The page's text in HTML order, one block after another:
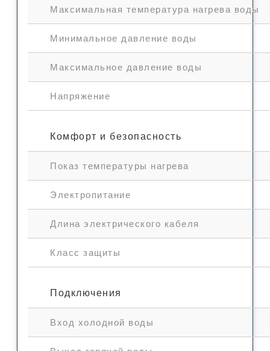
Максимальная температура нагрева воды
Минимальное давление воды
Максимальное давление воды
Напряжение
Комфорт и безопасность
Показ температуры нагрева
Электропитание
Длина электрического кабеля
Класс защиты
Подключения
Вход холодной воды